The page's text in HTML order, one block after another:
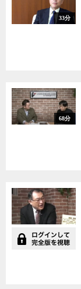
33分
68分
われわれが選んだもの、
選ばなかったもの